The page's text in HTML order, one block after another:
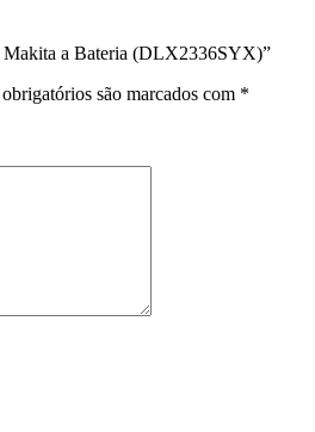
Makita a Bateria (DLX2336SYX)”
são marcados com *